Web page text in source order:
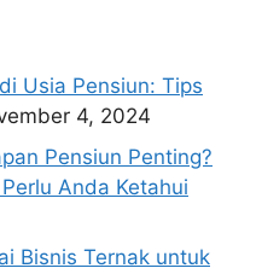
Usia Pensiun: Tips
4, 2024
Pensiun Penting?
Anda Ketahui
Bisnis Ternak untuk